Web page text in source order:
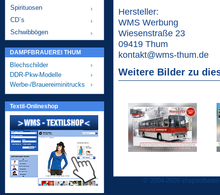
Spirituosen
CD´s
Schwibbögen
DAMPFBRAUEREI THUM
Blechschilder
DDR-Pkw-Modelle
Werbe-/Brauereiminitrucks
Textil-Onlineshop
Hersteller:
WMS Werbung
Wiesenstraße 23
09419 Thum
kontakt@wms-thum.de
Weitere Bilder zu
© 2004-2026